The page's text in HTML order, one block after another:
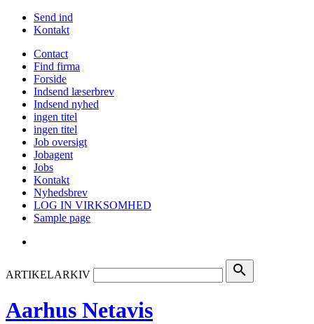
Send ind
Kontakt
Contact
Find firma
Forside
Indsend læserbrev
Indsend nyhed
ingen titel
ingen titel
Job oversigt
Jobagent
Jobs
Kontakt
Nyhedsbrev
LOG IN VIRKSOMHED
Sample page
ARTIKELARKIV search
Aarhus Netavis